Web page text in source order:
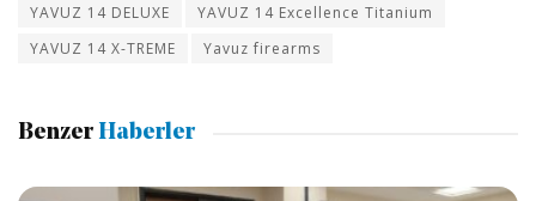
YAVUZ 14 DELUXE
YAVUZ 14 Excellence Titanium
YAVUZ 14 X-TREME
Yavuz firearms
Benzer Haberler